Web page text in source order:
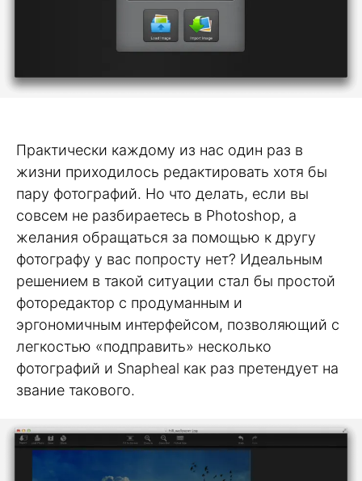
Практически каждому из нас один раз в
жизни приходилось редактировать хотя бы
пару фотографий. Но что делать, если вы
совсем не разбираетесь в Photoshop, а
желания обращаться за помощью к другу
фотографу у вас попросту нет? Идеальным
решением в такой ситуации стал бы простой
фоторедактор с продуманным и
эргономичным интерфейсом, позволяющий с
легкостью «подправить» несколько
фотографий и Snapheal как раз претендует на
звание такового.